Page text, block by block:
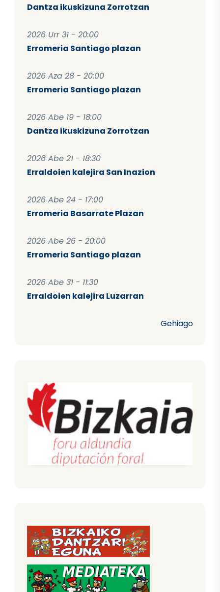
Dantza ikuskizuna Zorrotzan
2026 Urr 31 - 20:00
Erromeria Santiago plazan
2026 Aza 28 - 20:00
Erromeria Santiago plazan
2026 Abe 19 - 18:00
Dantza ikuskizuna Zorrotzan
2026 Abe 21 - 18:30
Erraldoien kalejira San Inazion
2026 Abe 24 - 17:00
Erromeria Basarrate Plazan
2026 Abe 26 - 20:00
Erromeria Santiago plazan
2026 Abe 31 - 11:30
Erraldoien kalejira Luzarran
Gehiago